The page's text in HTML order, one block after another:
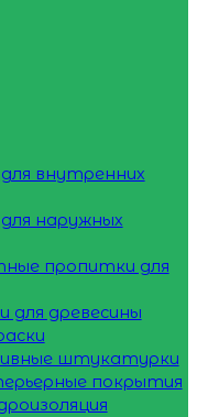
внутренних
наружных
пропитки для
древесины
штукатурки
покрытия